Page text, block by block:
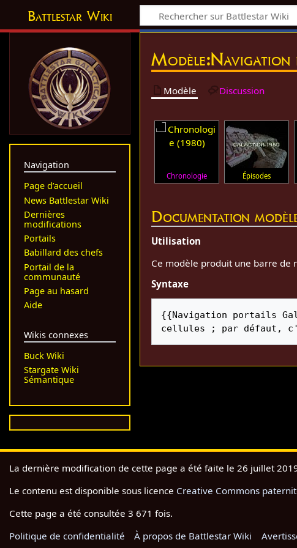
Battlestar Wiki
Modèle:
Modèle Discussion
Chronologie Épisodes
Documentation
Utilisation
Ce modèle produit une barre de
Syntaxe
{{Navigation portails
cellules ; par défaut,
Navigation
Page d’accueil
News Battlestar Wiki
Dernières
modifications
Portails
Babillard des chefs
Portail de la
communauté
Page au hasard
Aide
Wikis connexes
Buck Wiki
Stargate Wiki
Sémantique
La dernière modification de cette page a été faite le 26 juillet
Le contenu est disponible sous licence Creative Commons
Cette page a été consultée 3 671 fois.
Politique de confidentialité
À propos de Battlestar Wiki